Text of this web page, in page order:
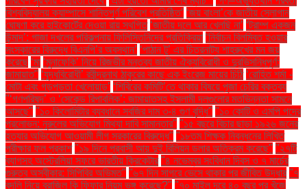
বিশ্ববিদ্যালয় ক্যাম্পাসে শান্তিপূর্ণ পরিবেশ প্রতিষ্ঠিত’ ‘জয় বাংলা’কে জাতীয় স্লোগান
ঘোষণা করে হাইকোর্টের দেওয়া রায় স্থগিত ‘জাতীয় দলে আর খেলছি না’ ‘ট্রাম্প একজন
উন্মাদ’: গাজা দখলের পরিকল্পনায় ফিলিস্তিনিদের প্রতিক্রিয়া ‘নির্বাচন বিলম্বিত হওয়ার
সংস্কারের বিরুদ্ধে বিএনপি’র অবস্থান’ ‘পাঠান টু’ এর চিত্রনাট্য শাহরুখের মন জয়
করেছে ‘মা ‘মুনাফেকি’ নিয়ে রিজভীর মন্তব্য জাতীয় ঐক্যবিরোধী ও দুরভিসন্ধিপূর্ণ:
জামায়াত" ‘যুদ্ধবিরোধী’ রবীন্দ্রনাথ ঠাকুরের কাছে এক ইংরেজ মায়ের চিঠি ‘রোহিত শর্মা -
মোটা এবং গড়পড়তা খেলোয়াড়’ ‘শিবিরের কমিটি’তে থাকার বিষয়ে পূজা চেরির বক্তব্য
"‘গণপরিষদ’ ও ‘সেকেন্ড রিপাবলিক’: জামায়াতসহ ইসলামী দলগুলোর মতভিন্নতা সামনে
আসছে" "১০ কিলোমিটার ব্যবধানে সবজির দাম ৩-৪ গুণ বৃদ্ধি" "১০ কোটি ও এমপি পদের
প্রলোভন: নুরুলের অভিযোগ মিথ্যা দাবি সামান্তার" "১৫ বছরে বিচার ছাড়া ১৯২৬ জনের
হত্যার অভিযোগ আওয়ামী লীগ সরকারের বিরুদ্ধে" "১৮তম শিক্ষক নিবন্ধনের লিখিত
পরীক্ষার ফল প্রকাশ "১৯ দিনে প্রবাসী আয় দুই বিলিয়ন ডলার অতিক্রম করেছে" "২৭টি
ব্যাগসহ অস্ট্রেলিয়া সফরে ভারতীয় ক্রিকেটার "৪ নভেম্বর সংবিধান দিবস ও ৭ মার্চের
গুরুত্ব অস্বীকার: সিপিবির অভিমত" "৬৭ দিন সাগরে ভেসে থাকার পর জীবিত উদ্ধার "৭
বদলি নিয়ে ব্রাজিল কি ফিফার নিয়ম ভঙ্গ করেছে?" "৭০ মাইল দূরে ৪০ বছর পর খুঁজে